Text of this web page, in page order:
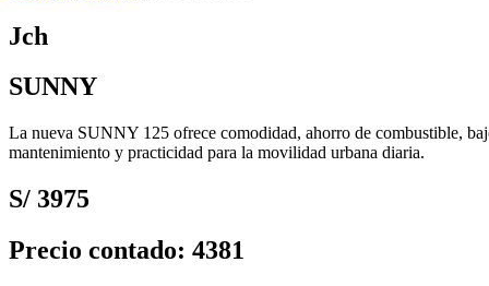
Jch
SUNNY
La nueva SUNNY 125 ofrece comodidad, ahorro de combustible,
mantenimiento y practicidad para la movilidad urbana diaria.
S/ 3975
Precio contado: 4381